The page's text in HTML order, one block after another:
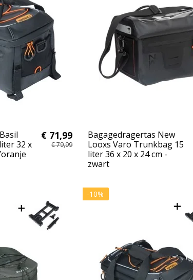
32 x
€ 71,99
€ 79,99
Bagagedragertas New
Looxs Varo Trunkbag 15
liter 36 x 20 x 24 cm -
zwart
-10%